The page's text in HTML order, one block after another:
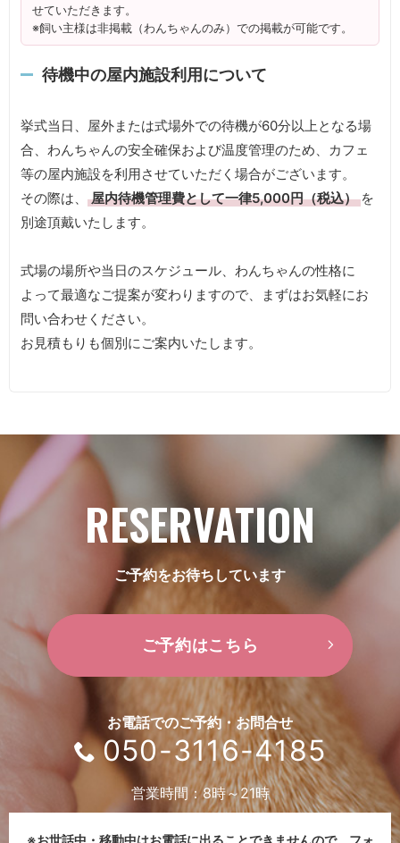
せていただきます。
※飼い主様は非掲載（わんちゃんのみ）での掲載が可能です。
待機中の屋内施設利用について
挙式当日、屋外または式場外での待機が60分以上となる場
合、わんちゃんの安全確保および温度管理のため、カフェ
等の屋内施設を利用させていただく場合がございます。
その際は、
屋内待機管理費として一律5,000円（税込）を
別途頂戴いたします。
式場の場所や当日のスケジュール、わんちゃんの性格に
よって最適なご提案が変わりますので、まずはお気軽にお
問い合わせください。
お見積もりも個別にご案内いたします。
RESERVATION
ご予約をお待ちしています
ご予約はこちら
お電話でのご予約・お問合せ
050-3116-4185
営業時間：8時～21時
※お世話中・移動中はお電話に出ることできませんので、 フォ